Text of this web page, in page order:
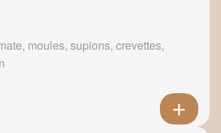
moules, supions, crevettes,